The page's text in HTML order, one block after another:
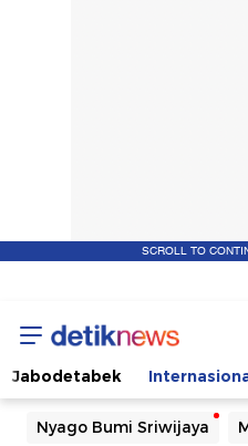
SCROLL TO
Jabodetabek
Nyago Bumi Sriwijaya